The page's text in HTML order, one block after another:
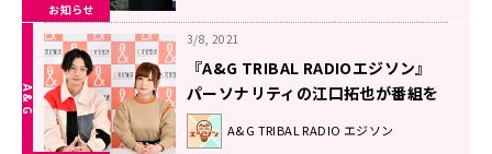
お知らせ
3/8, 2021
『A&G TRIBAL RADIOエジソン』
パーソナリティの江口拓也が番組を
卒業
A&G TRIBAL RADIO エジソン